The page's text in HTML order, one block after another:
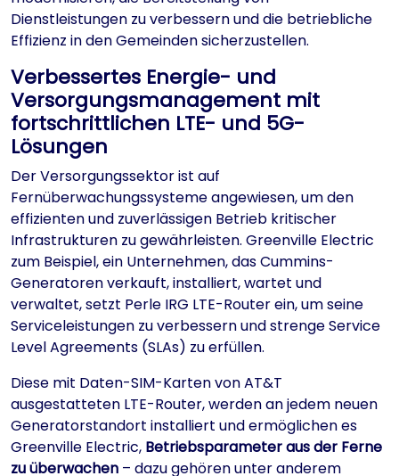
Dienstleistungen zu verbessern und die betriebliche
Effizienz in den Gemeinden sicherzustellen.
Verbessertes Energie- und
Versorgungsmanagement mit
fortschrittlichen LTE- und 5G-
Lösungen
Der Versorgungssektor ist auf
Fernüberwachungssysteme angewiesen, um den
effizienten und zuverlässigen Betrieb kritischer
Infrastrukturen zu gewährleisten. Greenville Electric
zum Beispiel, ein Unternehmen, das Cummins-
Generatoren verkauft, installiert, wartet und
verwaltet, setzt Perle IRG LTE-Router ein, um seine
Serviceleistungen zu verbessern und strenge Service
Level Agreements (SLAs) zu erfüllen.
Diese mit Daten-SIM-Karten von AT&T
ausgestatteten LTE-Router, werden an jedem neuen
Generatorstandort installiert und ermöglichen es
Greenville Electric, Betriebsparameter aus der Ferne
zu überwachen – dazu gehören unter anderem